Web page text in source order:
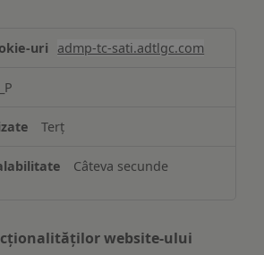
admp-tc-sati.adtlgc.com
Terț
Câteva secunde
website-ului